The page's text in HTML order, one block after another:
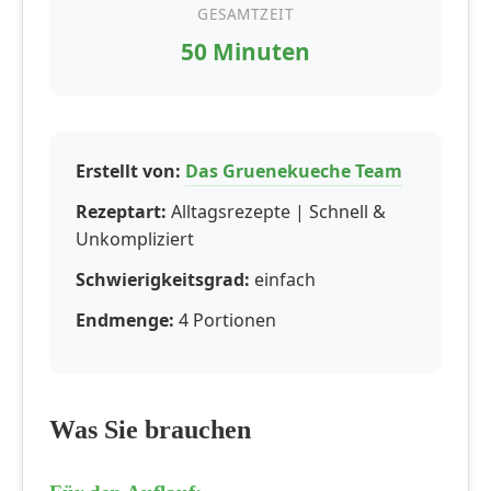
GESAMTZEIT
50 Minuten
Erstellt von: Das Gruenekueche Team
Rezeptart: Alltagsrezepte | Schnell &
Unkompliziert
Schwierigkeitsgrad: einfach
Endmenge: 4 Portionen
Was Sie brauchen